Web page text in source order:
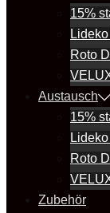
15%
Roto
Austausch
15%
Roto
Zubehör